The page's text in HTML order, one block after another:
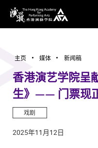
香港演艺学院
主页 媒体 新闻稿
香港演艺学院呈
生》—— 门票现
戏剧
2025年11月12日